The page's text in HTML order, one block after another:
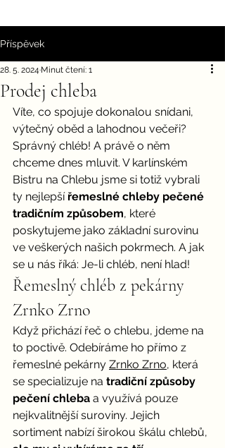
Příspěvek
Prodej chleba
28. 5. 2024 Minut čtení: 1
Víte, co spojuje dokonalou snídani,
výtečný oběd a lahodnou večeři?
Správný chléb! A právě o něm
chceme dnes mluvit. V karlínském
Bistru na Chlebu jsme si totiž vybrali
ty nejlepší řemeslné chleby pečené
tradičním způsobem, které
poskytujeme jako základní surovinu
ve veškerých našich pokrmech. A jak
se u nás říká: Je-li chléb, není hlad!
Řemeslný chléb z pekárny
Zrnko Zrno
Když přichází řeč o chlebu, jdeme na
to poctivě. Odebíráme ho přímo z
řemeslné pekárny Zrnko Zrno, která
se specializuje na tradiční způsoby
pečení chleba a využívá pouze
nejkvalitnější suroviny. Jejich
sortiment nabízí širokou škálu chlebů,